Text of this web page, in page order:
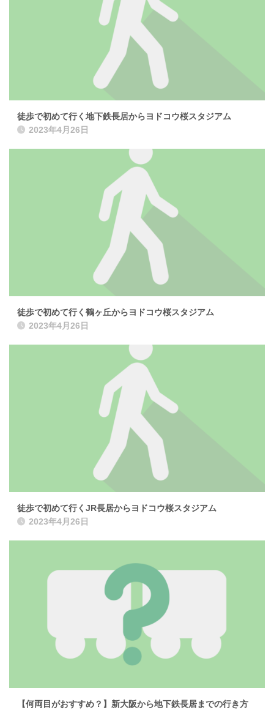
徒歩で初めて行く地下鉄長居からヨドコウ桜スタジアム
2023年4月26日
徒歩で初めて行く鶴ヶ丘からヨドコウ桜スタジアム
2023年4月26日
徒歩で初めて行くJR長居からヨドコウ桜スタジアム
2023年4月26日
【何両目がおすすめ？】新大阪から地下鉄長居までの行き方